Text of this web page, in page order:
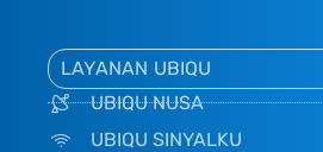
LAYANAN UBIQU
UBIQU NUSA
UBIQU SINYALKU